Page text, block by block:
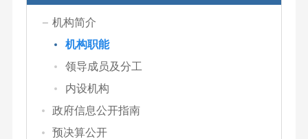
机构简介
机构职能
领导成员及分工
内设机构
政府信息公开指南
预决算公开